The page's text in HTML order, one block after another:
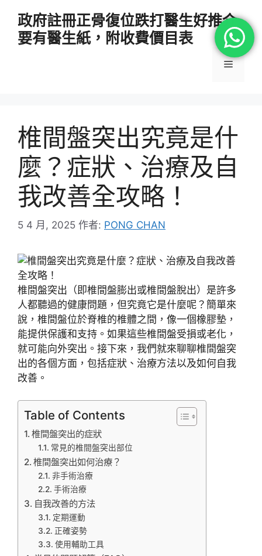
政府註冊正骨復位跌打醫生好推介
要有醫生紙，附收費價目表
選
椎間盤突出究竟是什
麼？症狀、治療及自
我改善全攻略！
5 4 月, 2025 作者: PONG CHAN
椎間盤突出（即椎間盤膨出或椎間盤脫出）是許多
人都聽過的健康問題，但究竟它是什麼呢？簡單來
說，椎間盤位於脊椎的椎體之間，像一個橡膠墊，
能提供保護和支持。如果這些椎間盤受損或老化，
就可能向外突出。接下來，我們就來聊聊椎間盤突
出的各個方面，包括症狀、治療方法以及如何自我
改善。
Table of Contents
椎間盤突出的症狀
常見的椎間盤突出部位
椎間盤突出如何治療？
非手術治療
手術治療
自我改善的方法
定期運動
正確姿勢
使用輔助工具